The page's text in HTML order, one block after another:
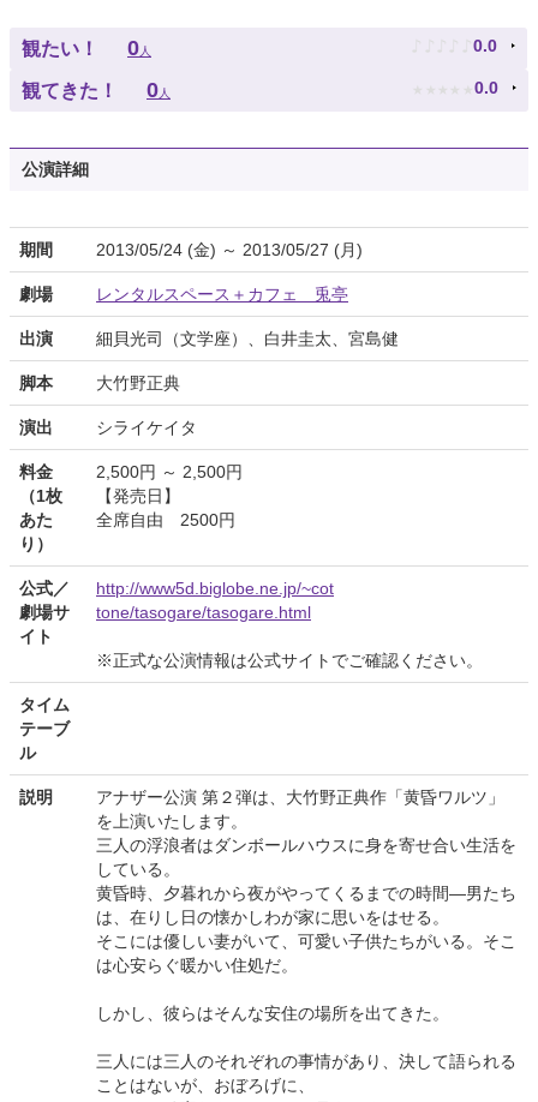
観たい！ 0人 ♪ ♪ ♪ ♪ ♪ 0.0
観てきた！ 0人 ★ ★ ★ ★ ★ 0.0
公演詳細
期間 2013/05/24 (金) ～ 2013/05/27 (月)
劇場 レンタルスペース＋カフェ 兎亭
出演 細貝光司（文学座）、白井圭太、宮島健
脚本 大竹野正典
演出 シライケイタ
料金
（1枚
あた
り）
2,500円 ～ 2,500円
【発売日】
全席自由 2500円
公式／
劇場サ
イト
http://www5d.biglobe.ne.jp/~cot
tone/tasogare/tasogare.html
※正式な公演情報は公式サイトでご確認ください。
タイム
テーブ
ル
説明
アナザー公演 第２弾は、大竹野正典作「黄昏ワルツ」
を上演いたします。
三人の浮浪者はダンボールハウスに身を寄せ合い生活を
している。
黄昏時、夕暮れから夜がやってくるまでの時間―男たち
は、在りし日の懐かしわが家に思いをはせる。
そこには優しい妻がいて、可愛い子供たちがいる。そこ
は心安らぐ暖かい住処だ。
しかし、彼らはそんな安住の場所を出てきた。
三人には三人のそれぞれの事情があり、決して語られる
ことはないが、おぼろげに、